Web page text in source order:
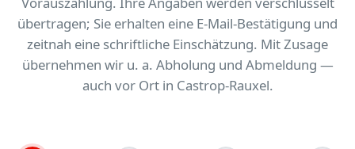
übertragen; Sie erhalten eine E-Mail-Bestätigung und
zeitnah eine schriftliche Einschätzung. Mit Zusage
übernehmen wir u. a. Abholung und Abmeldung —
auch vor Ort in Castrop-Rauxel.